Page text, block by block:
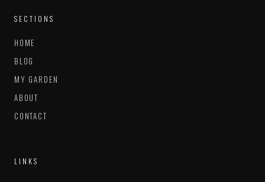
SECTIONS
HOME
BLOG
MY GARDEN
ABOUT
CONTACT
LINKS